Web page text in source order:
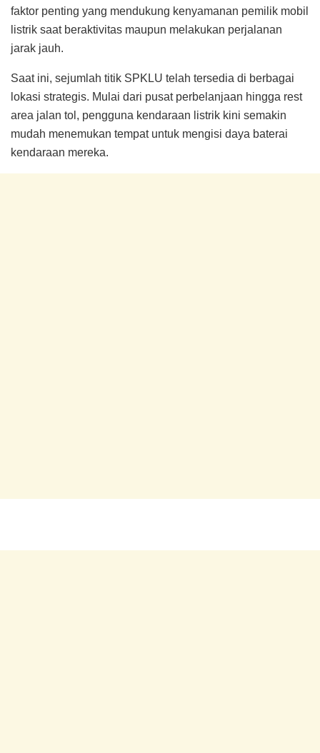
faktor penting yang mendukung kenyamanan pemilik mobil
listrik saat beraktivitas maupun melakukan perjalanan
jarak jauh.
Saat ini, sejumlah titik SPKLU telah tersedia di berbagai
lokasi strategis. Mulai dari pusat perbelanjaan hingga rest
area jalan tol, pengguna kendaraan listrik kini semakin
mudah menemukan tempat untuk mengisi daya baterai
kendaraan mereka.